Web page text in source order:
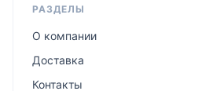
РАЗДЕЛЫ
О компании
Доставка
Контакты